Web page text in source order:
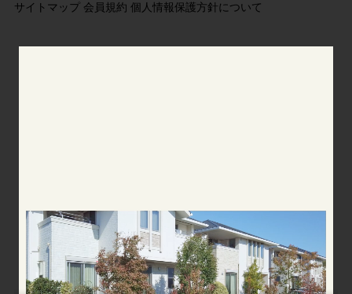
サイトマップ 会員規約 個人情報保護方針について